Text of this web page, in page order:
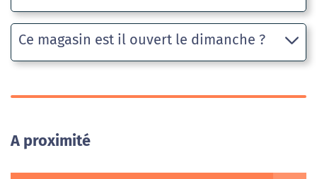
Ce magasin est il ouvert le dimanche ?
A proximité